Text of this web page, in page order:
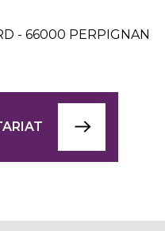
- 66000 PERPIGNAN